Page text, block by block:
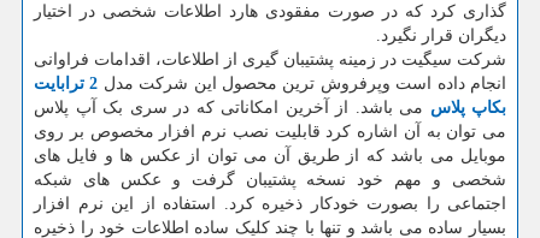
گذاری کرد که در صورت مفقودی هارد اطلاعات شخصی در اختیار
دیگران قرار نگیرد.
شرکت سیگیت در زمینه پشتیبان گیری از اطلاعات، اقدامات فراوانی
انجام داده است وپرفروش ترین محصول این شرکت مدل
2 ترابایت
بکاپ پلاس می باشد. از آخرین امکاناتی که در سری بک آپ پلاس
می توان به آن اشاره کرد قابلیت نصب نرم افزار مخصوص بر روی
موبایل می باشد که از طریق آن می توان از عکس ها و فایل های
شخصی و مهم خود نسخه پشتیبان گرفت و عکس های شبکه
اجتماعی را بصورت خودکار ذخیره کرد. استفاده از این نرم افزار
بسیار ساده می باشد و تنها با چند کلیک ساده اطلاعات خود را ذخیره